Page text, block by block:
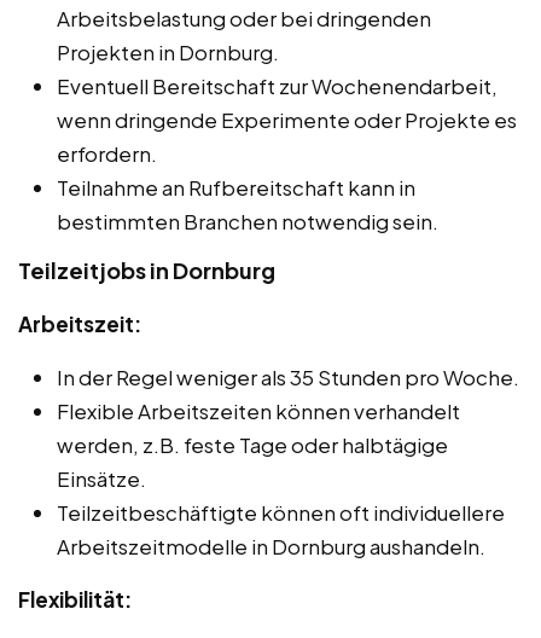
Arbeitsbelastung oder bei dringenden
Projekten in Dornburg.
Eventuell Bereitschaft zur Wochenendarbeit,
wenn dringende Experimente oder Projekte es
erfordern.
Teilnahme an Rufbereitschaft kann in
bestimmten Branchen notwendig sein.
Teilzeitjobs in Dornburg
Arbeitszeit:
In der Regel weniger als 35 Stunden pro Woche.
Flexible Arbeitszeiten können verhandelt
werden, z.B. feste Tage oder halbtägige
Einsätze.
Teilzeitbeschäftigte können oft individuellere
Arbeitszeitmodelle in Dornburg aushandeln.
Flexibilität: